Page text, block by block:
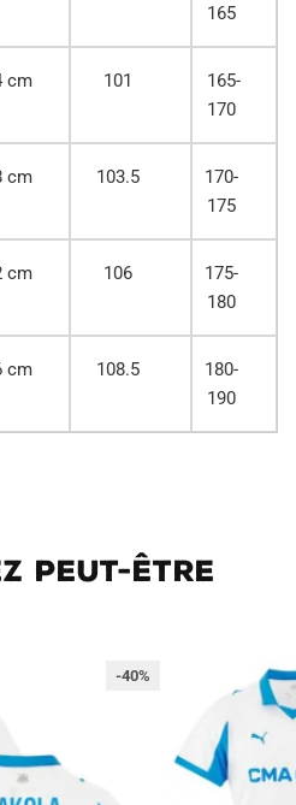
165
cm 101
165-
170
cm 103.5
170-
175
cm 106
175-
180
cm 108.5
180-
190
peut-être
-40%